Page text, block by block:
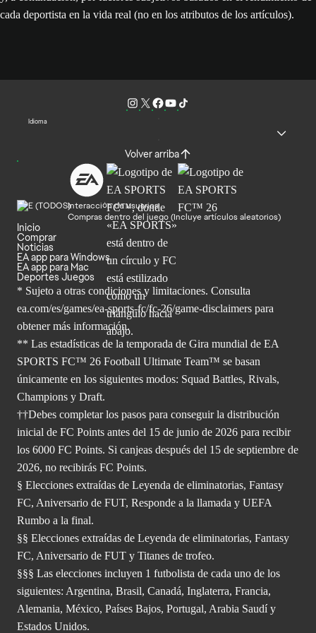
cada deportista en la vida real (no en los atributos de los artículos).
Idioma
Volver arriba
Interacción de usuarios
Compras dentro del juego (Incluye artículos aleatorios)
Inicio
Comprar
Noticias
EA app para Windows
EA app para Mac
Deportes Juegos
* Sujeto a otras condiciones y limitaciones. Consulta
ea.com/es/games/ea-sports-fc/fc-26/game-disclaimers para
obtenermás información.
** Las estadísticas de la temporada de Gira mundial de EA
SPORTS FC™ 26 Football Ultimate Team™ se basan
únicamente en los siguientes modos: Squad Battles, Rivals,
Champions y Draft.
††Debes completar los pasos para conseguir la distribución
inicial de FC Points antes del 15 de junio de 2026 para recibir
los 6000 FC Points. Si canjeas después del 15 de septiembre de
2026, no recibirás FC Points.
§ Elecciones extraídas de Leyenda de eliminatorias, Fantasy
FC, Aniversario de FUT, Responde a la llamada y UEFA
Rumbo a la final.
§§ Elecciones extraídas de Leyenda de eliminatorias, Fantasy
FC, Aniversario de FUT y Titanes de trofeo.
§§§ Las elecciones incluyen 1 futbolista de cada uno de los
siguientes: Argentina, Brasil, Canadá, Inglaterra, Francia,
Alemania, México, Países Bajos, Portugal, Arabia Saudí y
Estados Unidos.